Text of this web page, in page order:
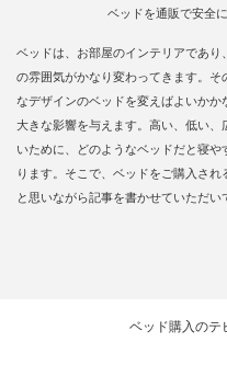
ベッドを通販で安全
ベッドは、お部屋のインテリアであ
の雰囲気がかなり変わってきます。そ
なデザインのベッドを変えばよいか
大きな影響を与えます。高い、低い
いために、どのようなベッドだと寝
ります。そこで、ベッドをご購入され
と思いながら記事を書かせていただい
ベッド購入のテ